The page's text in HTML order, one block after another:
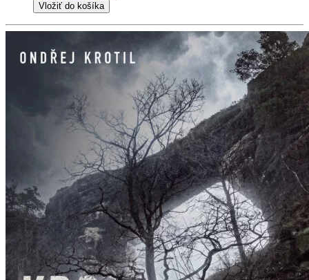
Vložiť do košíka